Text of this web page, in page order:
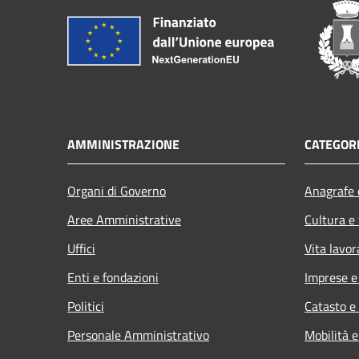
AMMINISTRAZIONE
Organi di Governo
Aree Amministrative
Uffici
Enti e fondazioni
Politici
Personale Amministrativo
Cultura
Vita
Imprese
Catasto
Mobilità